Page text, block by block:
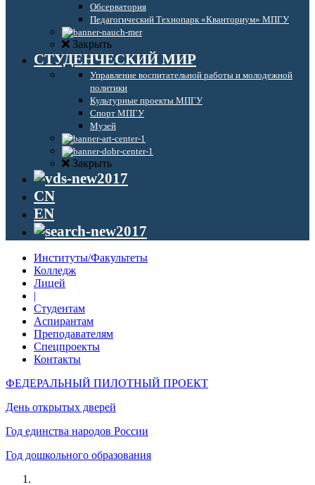
Обсерватория
Педагогический Технопарк «Кванториум» МПГУ
Закрыть
СТУДЕНЧЕСКИЙ МИР
Управление воспитательной работы и молодежной
политики
Культурные проекты МПГУ
Спорт МПГУ
Музей
Закрыть
CN
EN
Институты/Факультеты
Колледж
Лицей
|
Студентам
Аспирантам
Преподавателям
Спецпроекты
Контакты
ФЕДЕРАЛЬНЫЙ ПИЛОТНЫЙ ПРОЕКТ
День открытых дверей
Год единства народов России
Год дошкольного образования